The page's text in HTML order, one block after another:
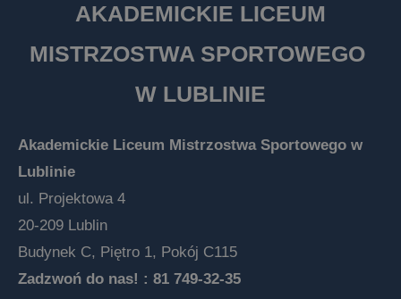
AKADEMICKIE LICEUM
MISTRZOSTWA SPORTOWEGO
W LUBLINIE
Akademickie Liceum Mistrzostwa Sportowego w
Lublinie
ul. Projektowa 4
20-209 Lublin
Budynek C, Piętro 1, Pokój C115
Zadzwoń do nas! : 81 749-32-35